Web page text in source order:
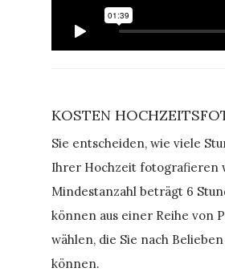
KOSTEN
Sie entscheiden, wie viele
Ihrer Hochzeit fotografieren
Mindestanzahl beträgt 6
können aus einer Reihe von
wählen, die Sie nach
können.